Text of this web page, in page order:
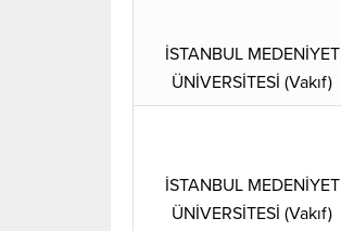
İSTANBUL MEDENİYET
ÜNİVERSİTESİ (Vakıf)
İSTANBUL MEDENİYET
ÜNİVERSİTESİ (Vakıf)